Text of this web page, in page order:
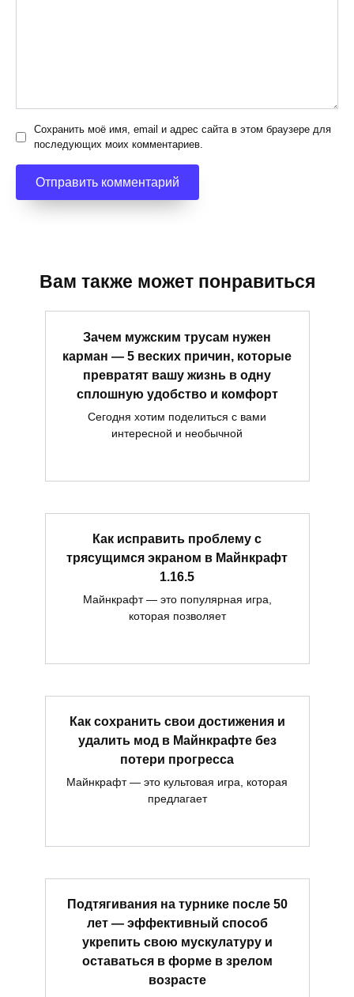
Сохранить моё имя, email и адрес сайта в этом браузере для
последующих моих комментариев.
Вам также может понравиться
Зачем мужским трусам нужен
карман — 5 веских причин, которые
превратят вашу жизнь в одну
сплошную удобство и комфорт
Сегодня хотим поделиться с вами
интересной и необычной
Как исправить проблему с
трясущимся экраном в Майнкрафт
1.16.5
Майнкрафт — это популярная игра,
которая позволяет
Как сохранить свои достижения и
удалить мод в Майнкрафте без
потери прогресса
Майнкрафт — это культовая игра, которая
предлагает
Подтягивания на турнике после 50
лет — эффективный способ
укрепить свою мускулатуру и
оставаться в форме в зрелом
возрасте